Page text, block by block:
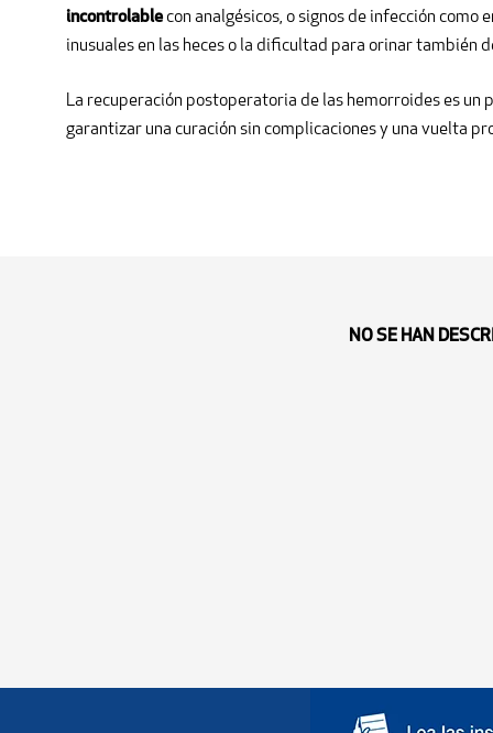
incontrolablecon analgésicos, o signos de infección como
inusuales en las heces o la dificultad para orinar también
La recuperación postoperatoria de las hemorroides es un
garantizar una curación sin complicaciones y una vuelta
NO SE HAN